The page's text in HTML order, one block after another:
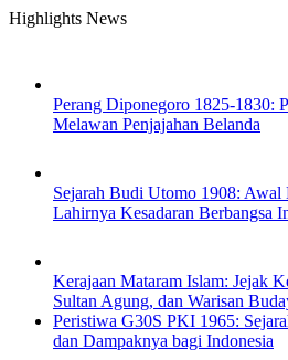
Skip
Highlights News
Perang Diponegoro 1825-1830:
Melawan Penjajahan Belanda
Sejarah Budi Utomo 1908: Awal
Lahirnya Kesadaran Berbangsa
Kerajaan Mataram Islam: Jejak
Sultan Agung, dan Warisan
Peristiwa G30S PKI 1965:
dan Dampaknya bagi Indonesia